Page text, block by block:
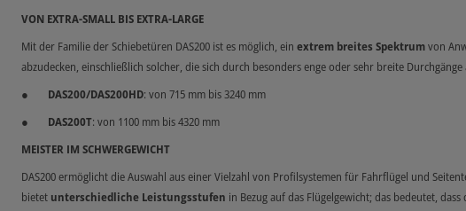
VON EXTRA-SMALL BIS EXTRA-LARGE
Mit der Familie der Schiebetüren DAS200 ist es möglich, ein extrem breites Spektrumvon
abzudecken, einschließlich solcher, die sich durch besonders enge oder sehr breite Durchgänge
DAS200/DAS200HD: von 715 mm bis 3240 mm
DAS200T: von 1100 mm bis 4320 mm
MEISTER IM SCHWERGEWICHT
DAS200 ermöglicht die Auswahl aus einer Vielzahl von Profilsystemen für Fahrflügel und
bietet unterschiedliche Leistungsstufen in Bezug auf das Flügelgewicht; das bedeutet,